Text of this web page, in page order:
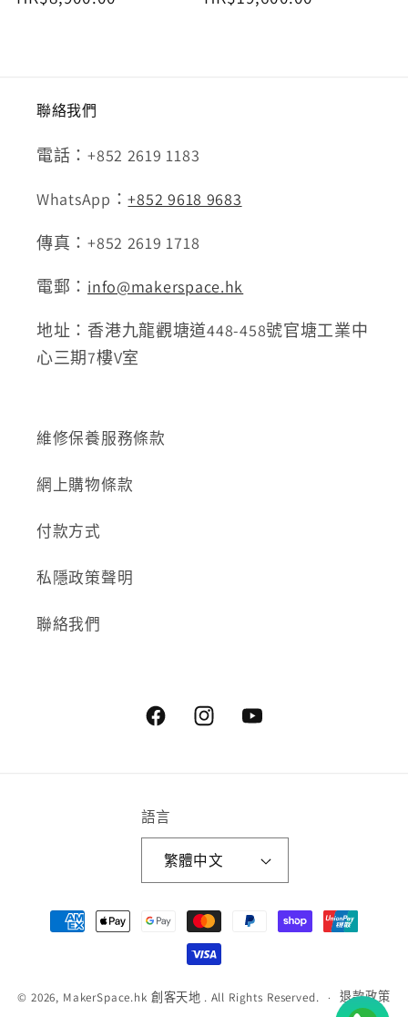
聯絡我們
電話：+852 2619 1183
WhatsApp：+852 9618 9683
傳真：+852 2619 1718
電郵： info@makerspace.hk
地址：香港九龍觀塘道448-458號官塘工業中
心三期7樓V室
維修保養服務條款
網上購物條款
付款方式
私隱政策聲明
聯絡我們
FacebookInstagramYouTube
語言
繁體中文
付
款
式
© 2026, MakerSpace.hk 創客天地 . All Rights Reserved. 退款政策